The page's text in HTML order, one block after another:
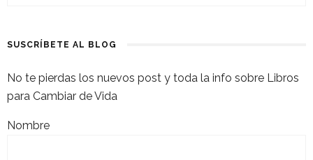
SUSCRÍBETE AL BLOG
No te pierdas los nuevos post y toda la info sobre Libros
para Cambiar de Vida
Nombre